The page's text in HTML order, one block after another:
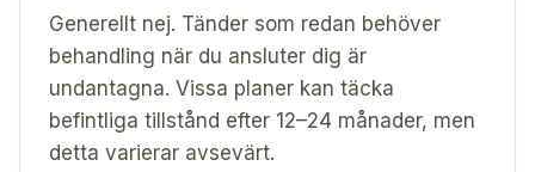
Generellt nej. Tänder som redan behöver
behandling när du ansluter dig är
undantagna. Vissa planer kan täcka
befintliga tillstånd efter 12–24 månader, men
detta varierar avsevärt.